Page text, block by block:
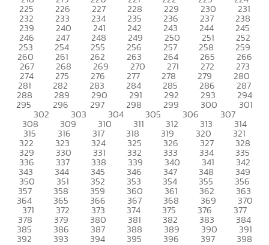
225 226 227 228 229 230 231
232 233 234 235 236 237 238
239 240 241 242 243 244 245
246 247 248 249 250 251 252
253 254 255 256 257 258 259
260 261 262 263 264 265 266
267 268 269 270 271 272 273
274 275 276 277 278 279 280
281 282 283 284 285 286 287
288 289 290 291 292 293 294
295 296 297 298 299 300 301
302 303 304 305 306 307
308 309 310 311 312 313 314
315 316 317 318 319 320 321
322 323 324 325 326 327 328
329 330 331 332 333 334 335
336 337 338 339 340 341 342
343 344 345 346 347 348 349
350 351 352 353 354 355 356
357 358 359 360 361 362 363
364 365 366 367 368 369 370
371 372 373 374 375 376 377
378 379 380 381 382 383 384
385 386 387 388 389 390 391
392 393 394 395 396 397 398